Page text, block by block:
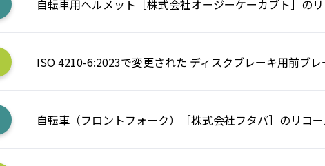
自転車用ヘルメット［株式会社オージーケーカブト］の
ISO 4210-6:2023で変更された ディスクブレーキ用前ブ
自転車（フロントフォーク）［株式会社フタバ］のリコー